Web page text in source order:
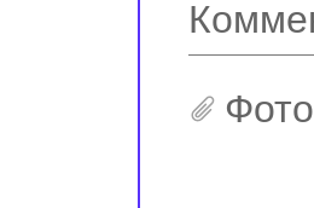
Фото